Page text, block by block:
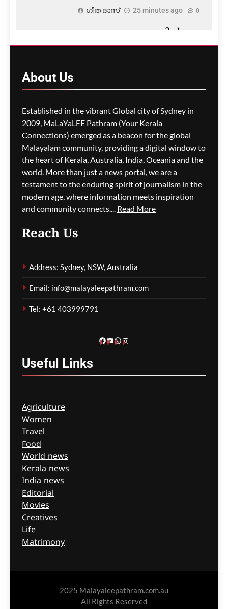
ഗീത ദാസ്‌ 25 minutes ago 0
കനത്ത മഴ- മട്ടന്നൂരിൽ
കനാൽ ഇടിഞ്ഞു ; അഞ്ച്
കോന്നി ആനക്കൂട്ടിൽ
ആനയുടെ അടിയേറ്റ്
പാപ്പാൻ മരിച്ചു
ഗീത ദാസ്‌ 34 minutes ago 0
രോഗിയായ
കുടുംബത്തെയും വീട്ടിൽ
നിന്നിറക്കിവിട്ട് ബാങ്കിന്റെ
About Us
Established in the vibrant Global city of Sydney in
2009, MaLaYaLEE Pathram (Your Kerala
Connections) emerged as a beacon for the global
Malayalam community, providing a digital window to
the heart of Kerala, Australia, India, Oceania and the
world. More than just a news portal, we are a
testament to the enduring spirit of journalism in the
modern age, where information meets inspiration
and community connects.... Read More
Reach Us
Address: Sydney, NSW, Australia
Email: info@malayaleepathram.com
Tel: +61 403999791
Facebook
YouTube
WhatsApp
Instagram
Useful Links
Agriculture
Women
Travel
Food
World news
Kerala news
India news
Editorial
Movies
Creatives
Life
Matrimony
2025 Malayaleepathram.com.au
All Rights Reserved